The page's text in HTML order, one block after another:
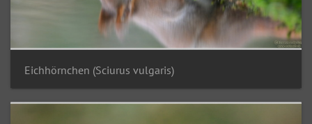
Eichhörnchen (Sciurus vulgaris)